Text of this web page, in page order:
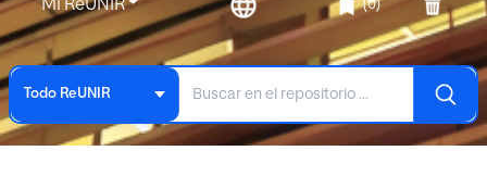
Mi ReUNIR (0)
Todo ReUNIR